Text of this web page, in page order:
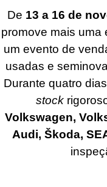
De 13 a 16 de
promove mais uma
um evento de
usadas e
Durante quatro
stock
Volkswagen,
Audi, Škoda,